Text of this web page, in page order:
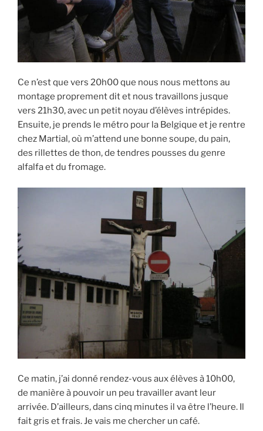
Ce n’est que vers 20h00 que nous nous mettons au
montage proprement dit et nous travaillons jusque
vers 21h30, avec un petit noyau d’élèves intrépides.
Ensuite, je prends le métro pour la Belgique et je rentre
chez Martial, où m’attend une bonne soupe, du pain,
des rillettes de thon, de tendres pousses du genre
alfalfa et du fromage.
Ce matin, j’ai donné rendez-vous aux élèves à 10h00,
de manière à pouvoir un peu travailler avant leur
arrivée. D’ailleurs, dans cinq minutes il va être l’heure. Il
fait gris et frais. Je vais me chercher un café.